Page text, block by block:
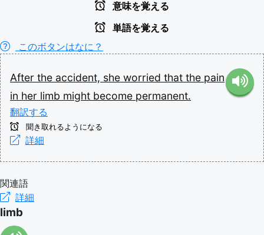
意味を覚える
単語を覚える
このボタンはなに？
After the accident, she worried that the pain
in her limb might become permanent.
翻訳する
聞き取れるようになる
詳細
関連語
詳細
limb